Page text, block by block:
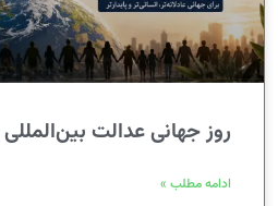
روز جهانی عدالت بین‌المللی 2026
ادامه مطلب »